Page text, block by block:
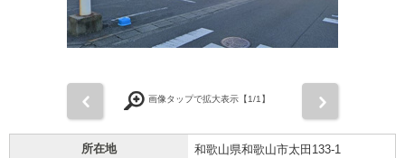
画像タップで拡大表示【1/1】
所在地 和歌山県和歌山市太田133-1